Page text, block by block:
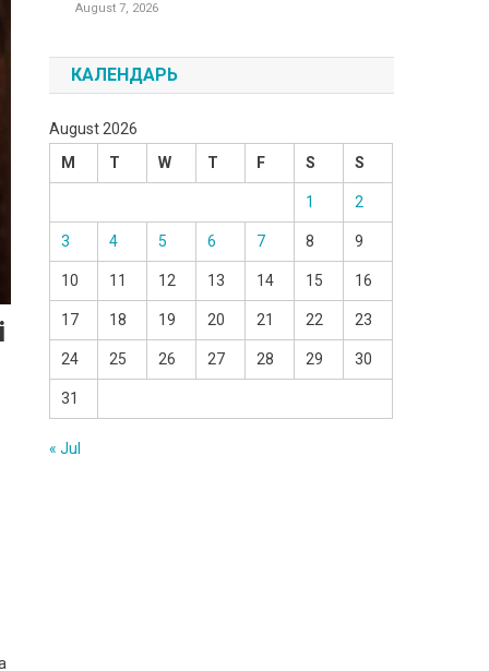
August 7, 2026
КАЛЕНДАРЬ
August 2026
M
T W T F S S
1 2
3 4 5 6 7 8 9
10 11 12 13 14 15 16
17 18 19 20 21 22 23
24 25 26 27 28 29 30
31
« Jul